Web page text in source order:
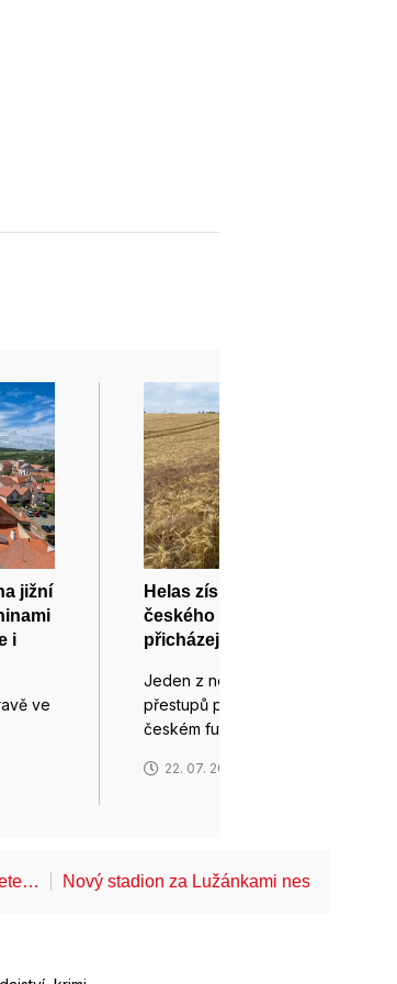
jižní
i
ve
Helas získal dvě hvězdy
českého futsalu. Do Brna
přicházejí Záruba a Seidler
Jeden z nejvýraznějších
přestupů posledních let v
českém futsalu je…
22. 07. 2026
Nový stadion za Lužánkami nesmí mít dle